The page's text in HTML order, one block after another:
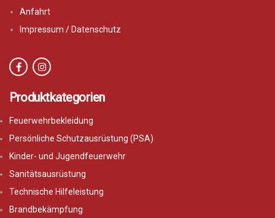
Anfahrt
Impressum / Datenschutz
Produktkategorien
Feuerwehrbekleidung
Persönliche Schutzausrüstung (PSA)
Kinder- und Jugendfeuerwehr
Sanitätsausrüstung
Technische Hilfeleistung
Brandbekämpfung